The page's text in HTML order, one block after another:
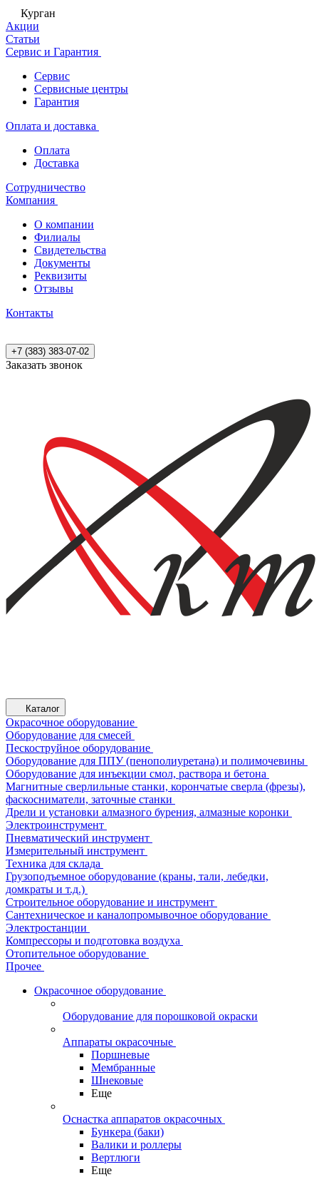
Курган
Акции
Статьи
Сервис и Гарантия
Сервис
Сервисные центры
Гарантия
Оплата и доставка
Оплата
Доставка
Сотрудничество
Компания
О компании
Филиалы
Свидетельства
Документы
Реквизиты
Отзывы
Контакты
+7 (383) 383-07-02
Заказать звонок
Каталог
Окрасочное оборудование
Оборудование для смесей
Пескоструйное оборудование
Оборудование для ППУ (пенополиуретана) и полимочевины
Оборудование для инъекции смол, раствора и бетона
Магнитные сверлильные станки, корончатые сверла (фрезы),
фаскосниматели, заточные станки
Дрели и установки алмазного бурения, алмазные коронки
Электроинструмент
Пневматический инструмент
Измерительный инструмент
Техника для склада
Грузоподъемное оборудование (краны, тали, лебедки,
домкраты и т.д.)
Строительное оборудование и инструмент
Сантехническое и каналопромывочное оборудование
Электростанции
Компрессоры и подготовка воздуха
Отопительное оборудование
Прочее
Окрасочное оборудование
Оборудование для порошковой окраски
Аппараты окрасочные
Поршневые
Мембранные
Шнековые
Еще
Оснастка аппаратов окрасочных
Бункера (баки)
Валики и роллеры
Вертлюги
Еще